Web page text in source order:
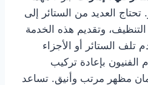
العديد من الستائر إلى
وتقديم هذه الخدمة
الستائر أو الأجزاء
الفنيون بإعادة تركيب
مظهر مرتب وأنيق. تساعد